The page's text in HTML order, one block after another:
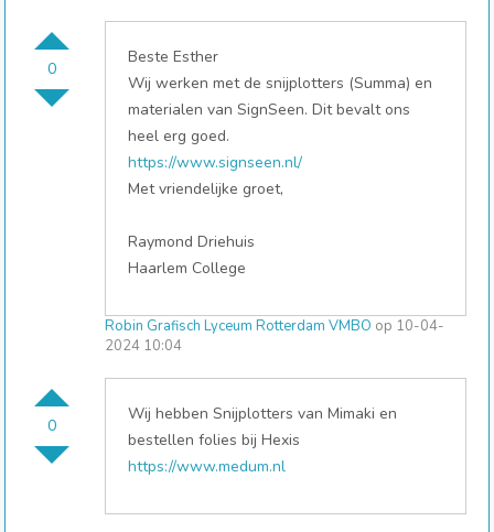
0
Beste Esther
Wij werken met de snijplotters (Summa) en
materialen van SignSeen. Dit bevalt ons
heel erg goed.
https://www.signseen.nl/
Met vriendelijke groet,
Raymond Driehuis
Haarlem College
0
Robin Grafisch Lyceum Rotterdam VMBO op 10-04-
2024 10:04
Wij hebben Snijplotters van Mimaki en
bestellen folies bij Hexis
https://www.medum.nl